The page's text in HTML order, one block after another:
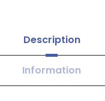
Description
Information